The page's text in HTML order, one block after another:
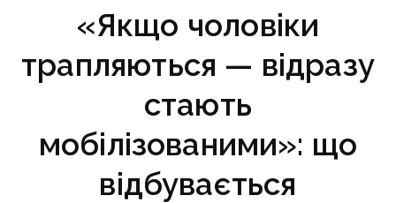
«Якщо чоловіки
трапляються — відразу
стають
мобілізованими»: що
відбувається